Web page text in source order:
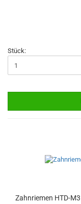
Stück:
Zahnriemen HTD-